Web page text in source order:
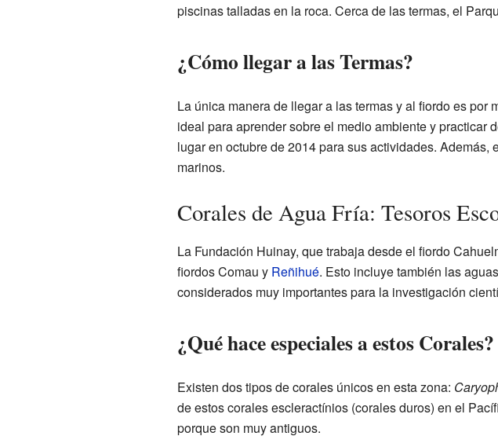
piscinas talladas en la roca. Cerca de las termas, el
¿Cómo llegar a las Termas?
La única manera de llegar a las termas y al fiordo es
ideal para aprender sobre el medio ambiente y practicar
lugar en octubre de 2014 para sus actividades.
marinos.
Corales de Agua Fría: Tesoros
La Fundación Huinay, que trabaja desde el fiordo
fiordos Comau y Reñihué. Esto incluye también las
considerados muy importantes para la investigación
¿Qué hace especiales a estos Corales?
Existen dos tipos de corales únicos en esta zona:
de estos corales escleractínios (corales duros) en el
porque son muy antiguos.